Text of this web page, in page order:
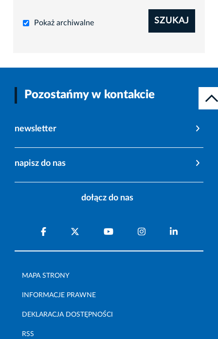
Pokaż archiwalne SZUKAJ
Pozostańmy w kontakcie
newsletter
napisz do nas
dołącz do nas
MAPA STRONY
INFORMACJE PRAWNE
DEKLARACJA DOSTĘPNOŚCI
RSS